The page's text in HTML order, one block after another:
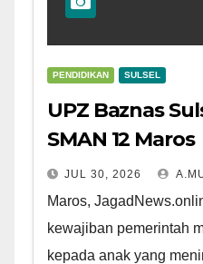
PENDIDIKAN SULSEL
UPZ Baznas
SMAN 12 Maros
JUL 30, 2026
Maros,
kewajiban pemerintah
kepada anak yang